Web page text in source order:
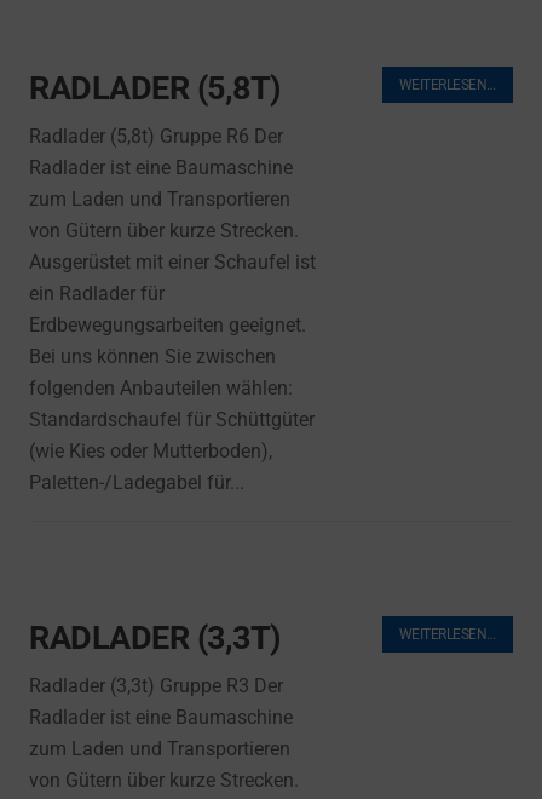
RADLADER (5,8T)
Radlader (5,8t) Gruppe R6 Der
Radlader ist eine Baumaschine
zum Laden und Transportieren
von Gütern über kurze Strecken.
Ausgerüstet mit einer Schaufel ist
ein Radlader für
Erdbewegungsarbeiten geeignet.
Bei uns können Sie zwischen
folgenden Anbauteilen wählen:
Standardschaufel für Schüttgüter
(wie Kies oder Mutterboden),
Paletten-/Ladegabel für...
WEITERLESEN…
RADLADER (3,3T)
Radlader (3,3t) Gruppe R3 Der
Radlader ist eine Baumaschine
zum Laden und Transportieren
von Gütern über kurze Strecken.
WEITERLESEN…